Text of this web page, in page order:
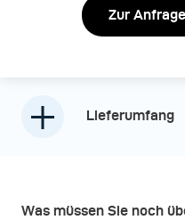
Zur
Lieferumfang
Was müssen Sie noch